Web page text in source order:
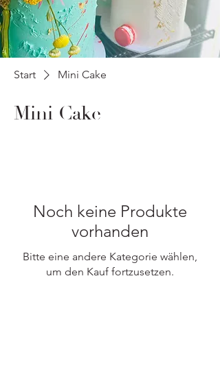
Start Mini Cake
Mini Cake
Noch keine Produkte
vorhanden
Bitte eine andere Kategorie wählen,
um den Kauf fortzusetzen.